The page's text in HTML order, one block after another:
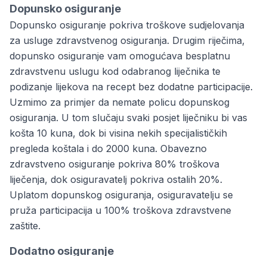
Dopunsko osiguranje
Dopunsko osiguranje pokriva troškove sudjelovanja
za usluge zdravstvenog osiguranja. Drugim riječima,
dopunsko osiguranje vam omogućava besplatnu
zdravstvenu uslugu kod odabranog liječnika te
podizanje lijekova na recept bez dodatne participacije.
Uzmimo za primjer da nemate policu dopunskog
osiguranja. U tom slučaju svaki posjet liječniku bi vas
košta 10 kuna, dok bi visina nekih specijalističkih
pregleda koštala i do 2000 kuna. Obavezno
zdravstveno osiguranje pokriva 80% troškova
liječenja, dok osiguravatelj pokriva ostalih 20%.
Uplatom dopunskog osiguranja, osiguravatelju se
pruža participacija u 100% troškova zdravstvene
zaštite.
Dodatno osiguranje